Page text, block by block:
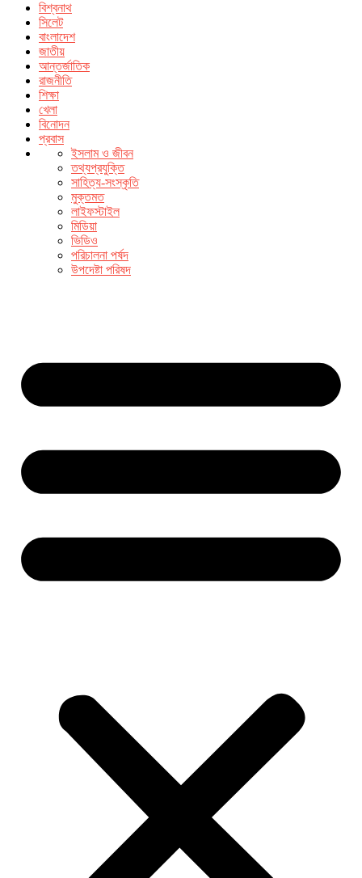
বিশ্বনাথ
সিলেট
বাংলাদেশ
জাতীয়
আন্তর্জাতিক
রাজনীতি
শিক্ষা
খেলা
বিনোদন
প্রবাস
ইসলাম ও জীবন
তথ্যপ্রযুক্তি
সাহিত্য-সংস্কৃতি
মুক্তমত
লাইফস্টাইল
মিডিয়া
ভিডিও
পরিচালনা পর্ষদ
উপদেষ্টা পরিষদ